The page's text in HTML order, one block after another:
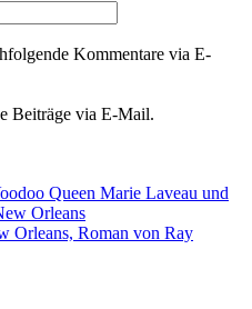
Kommentare via E-
Beiträge via E-Mail.
Queen Marie Laveau und
Orleans
Orleans, Roman von Ray